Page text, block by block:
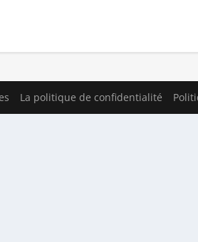
La politique de confidentialité